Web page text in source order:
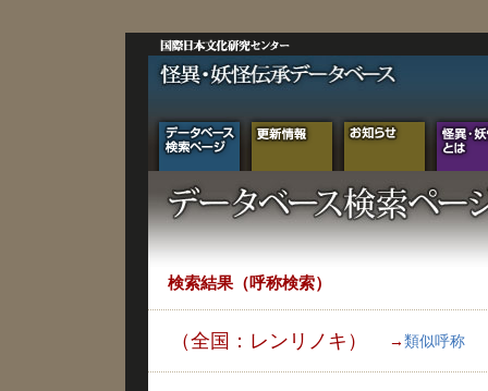
検索結果（呼称検索）
（全国：レンリノキ） → 類似呼称